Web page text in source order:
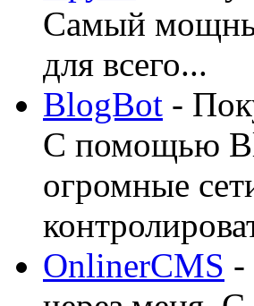
Самый
для всего...
BlogBot -
С помощью
огромные
OnlinerCMS -